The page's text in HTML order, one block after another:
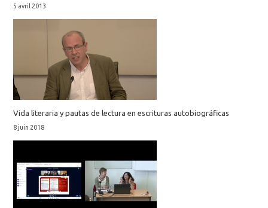
5 avril 2013
Vida literaria y pautas de lectura en escrituras autobiográficas
8 juin 2018